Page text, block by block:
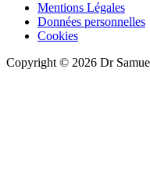
Mentions Légales
Données personnelles
Cookies
Copyright © 2026 Dr